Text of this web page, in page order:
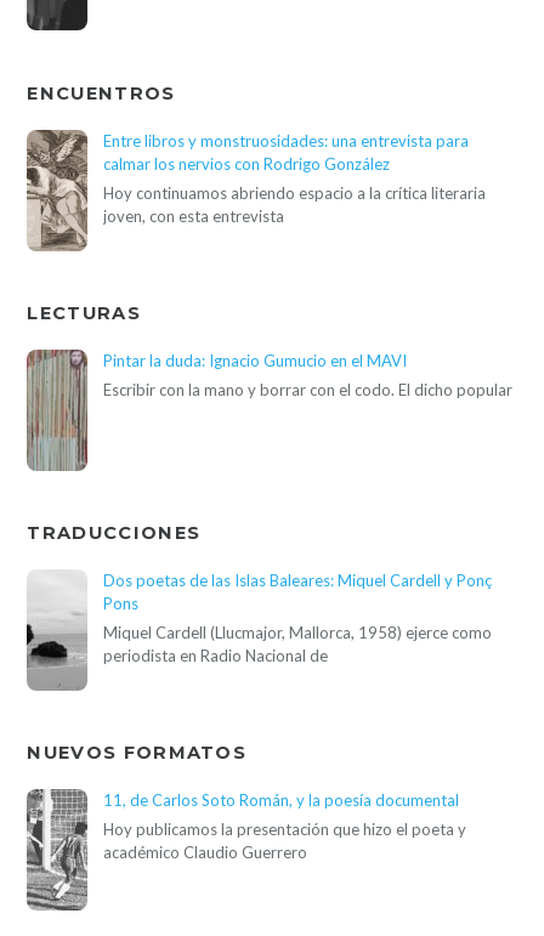
ENCUENTROS
Entre libros y monstruosidades: una entrevista para
calmar los nervios con Rodrigo González
Hoy continuamos abriendo espacio a la crítica literaria
joven, con esta entrevista
LECTURAS
Pintar la duda: Ignacio Gumucio en el MAVI
Escribir con la mano y borrar con el codo. El dicho popular
TRADUCCIONES
Dos poetas de las Islas Baleares: Miquel Cardell y Ponç
Pons
Miquel Cardell (Llucmajor, Mallorca, 1958) ejerce como
periodista en Radio Nacional de
NUEVOS FORMATOS
11, de Carlos Soto Román, y la poesía documental
Hoy publicamos la presentación que hizo el poeta y
académico Claudio Guerrero